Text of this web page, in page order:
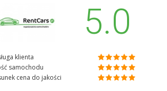
5.0
klienta
samochodu
cena do jakości